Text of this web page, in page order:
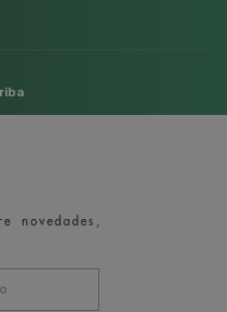
novedades,